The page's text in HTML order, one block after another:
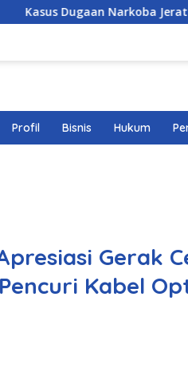
Narkoba Jerat Tiga Polisi
Profil Bisnis Hukum
Gerak
Kabel